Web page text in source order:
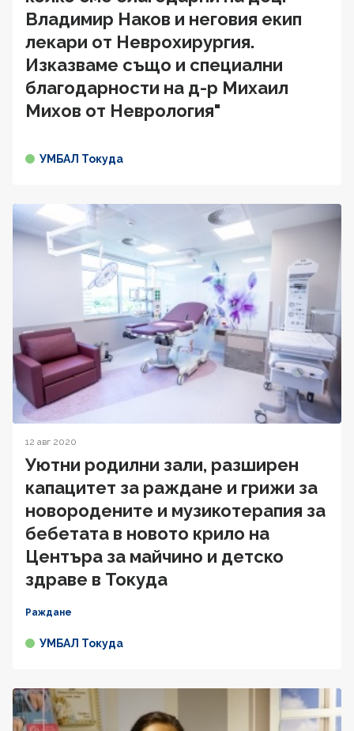
Владимир Наков и неговия екип
лекари от Неврохирургия.
Изказваме също и специални
благодарности на д-р Михаил
Михов от Неврология"
УМБАЛ Токуда
12 авг 2020
Уютни родилни зали, разширен
капацитет за раждане и грижи за
новородените и музикотерапия за
бебетата в новото крило на
Центъра за майчино и детско
здраве в Токуда
Раждане
УМБАЛ Токуда